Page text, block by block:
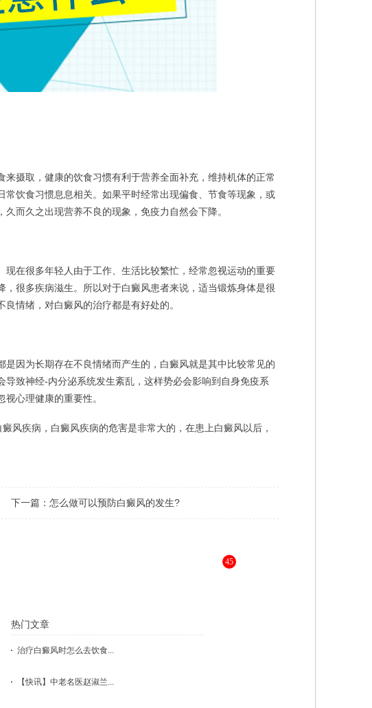
摄取，健康的饮食习惯有利于营养全面补充，维持机体的正常
饮食习惯息息相关。如果平时经常出现偏食、节食等现象，或
而久之出现营养不良的现象，免疫力自然会下降。
在很多年轻人由于工作、生活比较繁忙，经常忽视运动的重要
很多疾病滋生。所以对于白癜风患者来说，适当锻炼身体是很
情绪，对白癜风的治疗都是有好处的。
因为长期存在不良情绪而产生的，白癜风就是其中比较常见的
致神经-内分泌系统发生紊乱，这样势必会影响到自身免疫系
心理健康的重要性。
风疾病，白癜风疾病的危害是非常大的，在患上白癜风以后，
下一篇： 怎么做可以预防白癜风的发生?
45
热门文章
治疗白癜风时怎么去饮食...
【快讯】中老名医赵淑兰...